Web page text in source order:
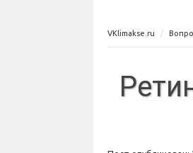
VKlimakse.ru